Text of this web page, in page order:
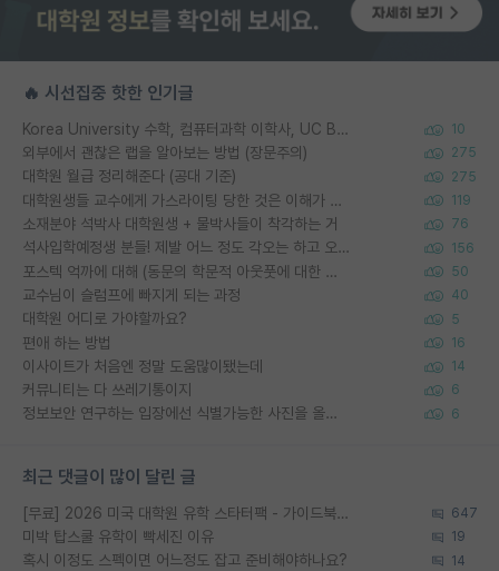
🔥 시선집중 핫한 인기글
Korea University 수학, 컴퓨터과학 이학사, UC Berkeley 산업공학 대학원 공학박사가 되는 것은 쉽지 않겠죠? 10
외부에서 괜찮은 랩을 알아보는 방법 (장문주의) 275
대학원 월급 정리해준다 (공대 기준) 275
대학원생들 교수에게 가스라이팅 당한 것은 이해가 갑니다. 안타깝네요. 119
소재분야 석박사 대학원생 + 물박사들이 착각하는 거 76
석사입학예정생 분들! 제발 어느 정도 각오는 하고 오세요. 156
포스텍 억까에 대해 (동문의 학문적 아웃풋에 대한 반박) 50
교수님이 슬럼프에 빠지게 되는 과정 40
대학원 어디로 가야할까요? 5
편애 하는 방법 16
이사이트가 처음엔 정말 도움많이됐는데 14
커뮤니티는 다 쓰레기통이지 6
정보보안 연구하는 입장에선 식별가능한 사진을 올리는건 비추이긴함 6
최근 댓글이 많이 달린 글
[무료] 2026 미국 대학원 유학 스타터팩 - 가이드북 & 합격자 컨택메일 템플릿 647
미박 탑스쿨 유학이 빡세진 이유 19
혹시 이정도 스펙이면 어느정도 잡고 준비해야하나요? 14